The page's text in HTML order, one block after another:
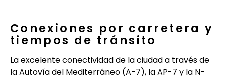
Conexiones por carretera y
tiempos de tránsito
La excelente conectividad de la ciudad a través de
la Autovía del Mediterráneo (A-7), la AP-7 y la N-